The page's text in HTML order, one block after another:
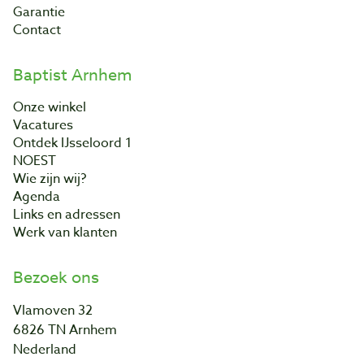
Garantie
Contact
Baptist Arnhem
Onze winkel
Vacatures
Ontdek IJsseloord 1
NOEST
Wie zijn wij?
Agenda
Links en adressen
Werk van klanten
Bezoek ons
Vlamoven 32
6826 TN Arnhem
Nederland